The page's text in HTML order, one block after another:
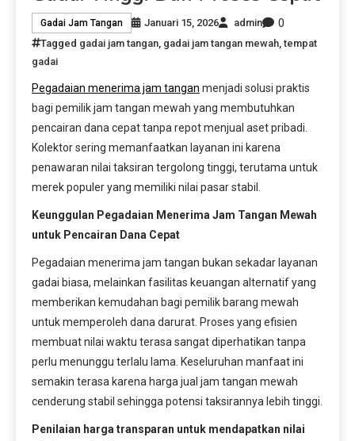
Gadai Jam Tangan Januari 15, 2026 admin 0
Tagged gadai jam tangan gadai jam tangan mewah ,tempat
gadai
Pegadaian menerima jam tangan menjadi solusi praktis
bagi pemilik jam tangan mewah yang membutuhkan
pencairan dana cepat tanpa repot menjual aset pribadi.
Kolektor sering memanfaatkan layanan ini karena
penawaran nilai taksiran tergolong tinggi, terutama untuk
merek populer yang memiliki nilai pasar stabil.
Keunggulan Pegadaian Menerima Jam Tangan Mewah
untuk Pencairan Dana Cepat
Pegadaian menerima jam tangan bukan sekadar layanan
gadai biasa, melainkan fasilitas keuangan alternatif yang
memberikan kemudahan bagi pemilik barang mewah
untuk memperoleh dana darurat. Proses yang efisien
membuat nilai waktu terasa sangat diperhatikan tanpa
perlu menunggu terlalu lama. Keseluruhan manfaat ini
semakin terasa karena harga jual jam tangan mewah
cenderung stabil sehingga potensi taksirannya lebih tinggi.
Penilaian harga transparan untuk mendapatkan nilai